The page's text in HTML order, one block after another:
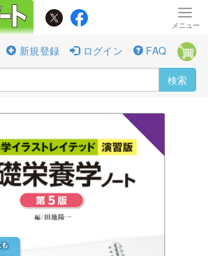
新規登録 ログイン FAQ
検索